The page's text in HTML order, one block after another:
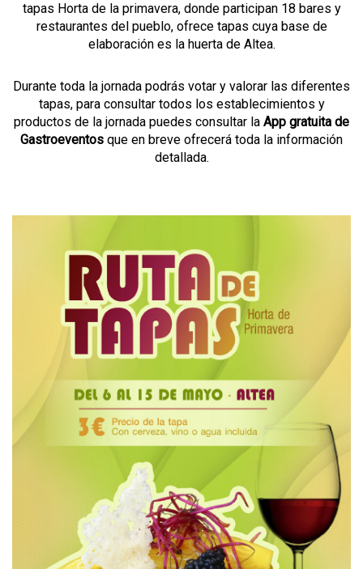
tapas Horta de la primavera, donde participan 18 bares y
restaurantes del pueblo, ofrece tapas cuya base de
elaboración es la huerta de Altea.
Durante toda la jornada podrás votar y valorar las diferentes
tapas, para consultar todos los establecimientos y
productos de la jornada puedes consultar la App gratuita de
Gastroeventos que en breve ofrecerá toda la información
detallada.